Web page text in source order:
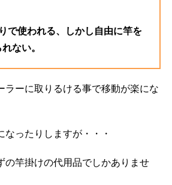
で使われる、しかし自由に竿を
ない。
ラーに取りるける事で移動が楽にな
ったりしますが・・・
の竿掛けの代用品でしかありませ